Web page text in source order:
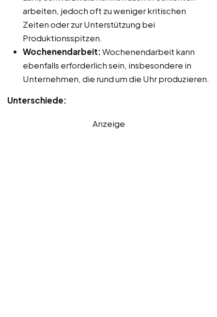
arbeiten, jedoch oft zu weniger kritischen
Zeiten oder zur Unterstützung bei
Produktionsspitzen.
Wochenendarbeit:Wochenendarbeit kann
ebenfalls erforderlich sein, insbesondere in
Unternehmen, die rund um die Uhr produzieren.
Unterschiede:
Anzeige